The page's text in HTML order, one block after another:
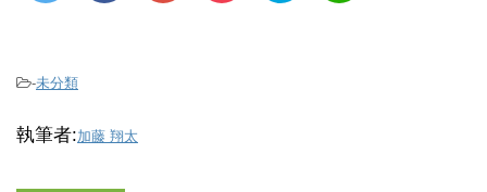
-未分類
執筆者:加藤 翔太